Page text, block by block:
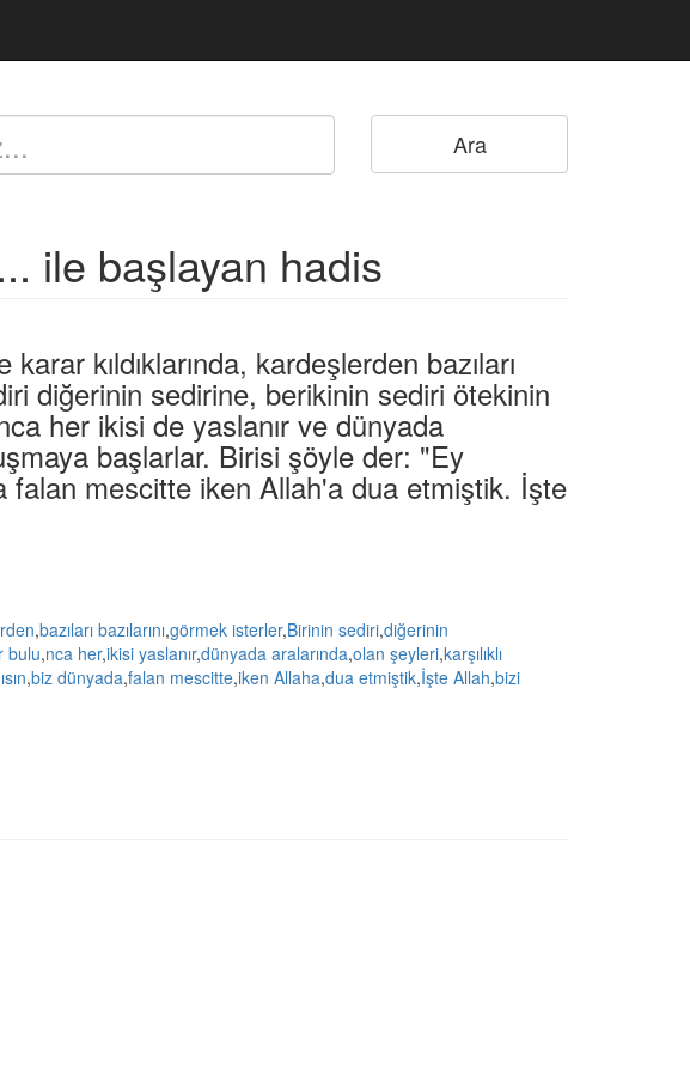
ile başlayan hadis
kıldıklarında, kardeşlerden bazıları
diğerinin sedirine, berikinin sediri ötekinin
her ikisi de yaslanır ve dünyada
başlarlar. Birisi şöyle der: "Ey
falan mescitte iken Allah'a dua etmiştik. İşte
,bazıları bazılarını,görmek isterler,Birinin sediri,diğerinin
bulu,nca her,ikisi yaslanır,dünyada aralarında,olan şeyleri,karşılıklı
,biz dünyada,falan mescitte,iken Allaha,dua etmiştik,İşte Allah,bizi